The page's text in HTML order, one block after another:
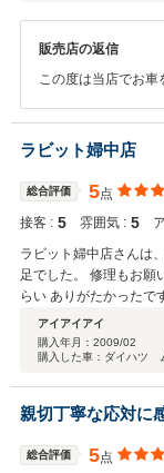
販売店の返信
この度は当店でお車
ご満足頂けるように
お気軽に当店に遊び
ラビット婦中店
総合評価 5点
接客 : 5 雰囲気 : 5
ラビット婦中店さんは
足でした。 修理もお願
らい ありがたかったで
アイアイアイ
購入年月： 2009/02
購入した車：ダイハツ
親切丁寧な応対に
総合評価 5点